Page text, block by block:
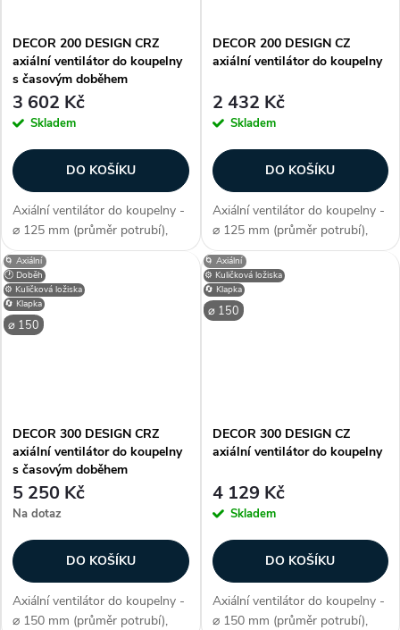
DECOR 200 DESIGN CRZ
axiální ventilátor do koupelny
s časovým doběhem
3 602 Kč
Skladem
DO KOŠÍKU
Axiální ventilátor do koupelny -
⌀ 125 mm (průměr potrubí),
axiální konstrukce, průtok
vzduchu 163 m3/h, barva bílá,
příkon 19,7 W, napětí 230 V,
krytí IP X4, akustický tlak 39...
DECOR 200 DESIGN CZ
axiální ventilátor do koupelny
2 432 Kč
Skladem
DO KOŠÍKU
Axiální ventilátor do koupelny -
⌀ 125 mm (průměr potrubí),
axiální konstrukce, průtok
vzduchu 163 m3/h, barva bílá,
příkon 19,7 W, napětí 230 V,
krytí IP X4, akustický tlak 39...
🕐 Doběh
⚙️ Kuličková ložiska
⌀ 150
🌀 Axiální
🔄 Klapka
DECOR 300 DESIGN CRZ
axiální ventilátor do koupelny
s časovým doběhem
5 250 Kč
Na dotaz
DO KOŠÍKU
Axiální ventilátor do koupelny -
⌀ 150 mm (průměr potrubí),
⚙️ Kuličková ložiska
⌀ 150
🌀 Axiální
🔄 Klapka
DECOR 300 DESIGN CZ
axiální ventilátor do koupelny
4 129 Kč
Skladem
DO KOŠÍKU
Axiální ventilátor do koupelny -
⌀ 150 mm (průměr potrubí),